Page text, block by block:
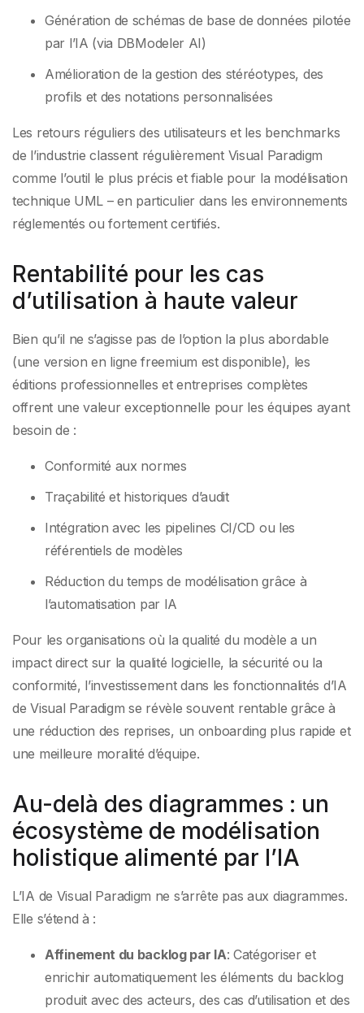
Génération de schémas de base de données pilotée
par l’IA (via DBModeler AI)
Amélioration de la gestion des stéréotypes, des
profils et des notations personnalisées
Les retours réguliers des utilisateurs et les benchmarks
de l’industrie classent régulièrement Visual Paradigm
comme l’outil le plus précis et fiable pour la modélisation
technique UML – en particulier dans les environnements
réglementés ou fortement certifiés.
Rentabilité pour les cas
d’utilisation à haute valeur
Bien qu’il ne s’agisse pas de l’option la plus abordable
(une version en ligne freemium est disponible), les
éditions professionnelles et entreprises complètes
offrent une valeur exceptionnelle pour les équipes ayant
besoin de :
Conformité aux normes
Traçabilité et historiques d’audit
Intégration avec les pipelines CI/CD ou les
référentiels de modèles
Réduction du temps de modélisation grâce à
l’automatisation par IA
Pour les organisations où la qualité du modèle a un
impact direct sur la qualité logicielle, la sécurité ou la
conformité, l’investissement dans les fonctionnalités d’IA
de Visual Paradigm se révèle souvent rentable grâce à
une réduction des reprises, un onboarding plus rapide et
une meilleure moralité d’équipe.
Au-delà des diagrammes : un
écosystème de modélisation
holistique alimenté par l’IA
L’IA de Visual Paradigm ne s’arrête pas aux diagrammes.
Elle s’étend à :
Affinement du backlog par IA: Catégoriser et
enrichir automatiquement les éléments du backlog
produit avec des acteurs, des cas d’utilisation et des